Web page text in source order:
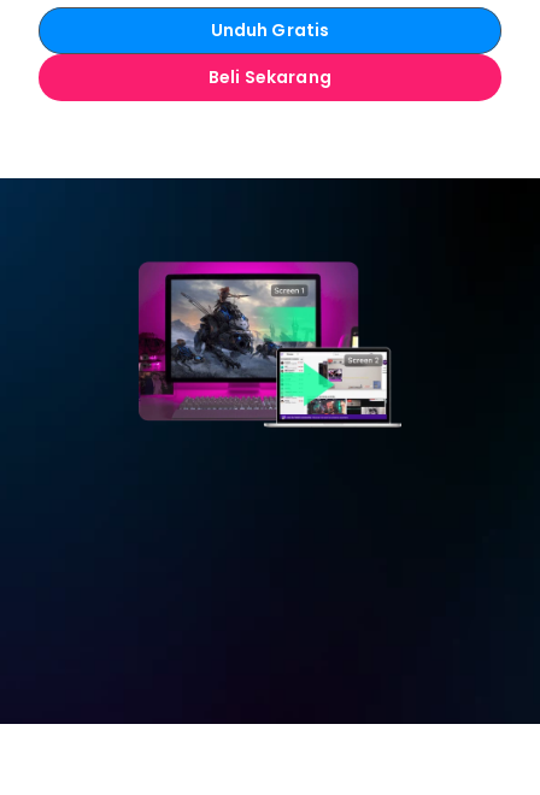
Unduh Gratis
Beli Sekarang